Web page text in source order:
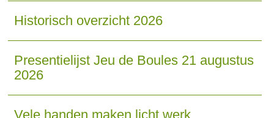
Historisch overzicht 2026
Presentielijst Jeu de Boules 21 augustus
2026
Vele handen maken licht werk